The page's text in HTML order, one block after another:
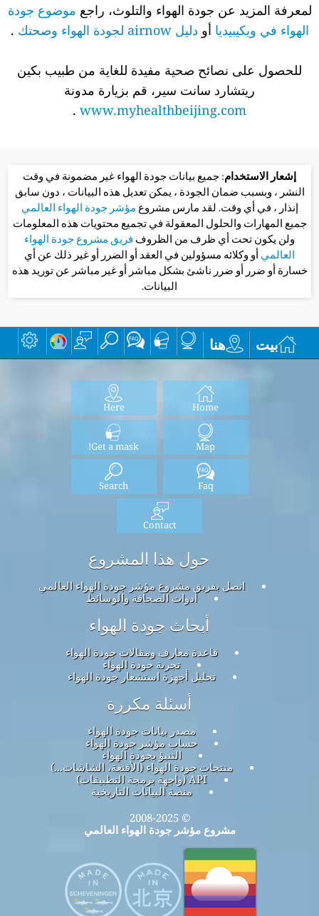
لمعرفة المزيد عن جودة الهواء والتلوث، راجع موضوع جودة
الهواء في ويكيبيديا أو دليل airnow لجودة الهواء وصحتك .
للحصول على نصائح صحية مفيدة للغاية من طبيب بكين
ريتشارد سانت سير، قم بزيارة مدونة
www.myhealthbeijing.com
.
إشعار الاستخدام: جميع بيانات جودة الهواء غير مضمونة في وقت
النشر ، وبسبب ضمان الجودة ، يمكن تعديل هذه البيانات ، دون سابق
إنذار ، في أي وقت. لقد مارس مشروع مؤشر جودة الهواء العالمي
جميع المهارات والحلول المعقولة في تجميع محتويات هذه المعلومات
ولن يكون تحت أي ظرف من الظروف فريق مشروع جودة الهواء
العالمي أو وكلائه مسؤولين في العقد أو الضرر أو غير ذلك عن أي
خسارة أو ضرر أو ضرر ناشئ بشكل مباشر أو غير مباشر عن توريد هذه
البيانات.
بيت هنا
Home
Here
Map
Get a mask!
Faq
Search
Contact
حول هذا المشروع
اتصل بفريق مشروع مؤشر جودة الهواء العالمي
أدوات الصحافة والوسائط
أبحاث جودة الهواء
قاعدة معارف ومقالات جودة الهواء
تجربة جودة الهواء
تحليل أجهزة استشعار جودة الهواء
أسئلة مكررة
مصدر بيانات جودة الهواء
حساب مؤشر جودة الهواء
التنبؤ بجودة الهواء
منتجات جودة الهواء (الأقنعة، الشاشات...)
API (واجهة برمجة التطبيقات)
منصة البيانات التاريخية
© 2008-2025
مشروع مؤشر جودة الهواء العالمي